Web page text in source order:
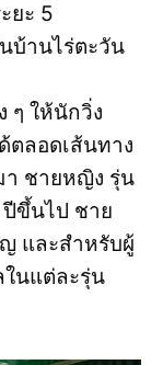
ยะ 5
บ้านไร่ตะวัน
ๆ ให้นักวิ่ง
ตลอดเส้นทาง
า ชายหญิง รุ่น
ขึ้นไป ชาย
และสำหรับผู้
ในแต่ละรุ่น